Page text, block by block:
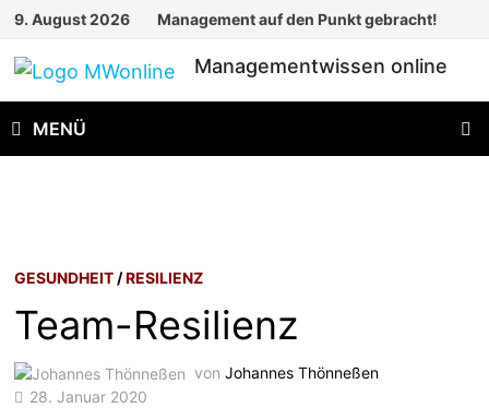
Zum
springen
9. August 2026 Management auf den Punkt gebracht!
Managementwissen online
MENÜ
GESUNDHEIT /RESILIENZ
Team-Resilienz
vonJohannes Thönneßen
28. Januar 2020